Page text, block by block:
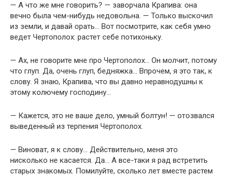
— А что же мне говорить? — заворчала Крапива: она
вечно была чем-нибудь недовольна. — Только выскочил
из земли, и давай орать… Вот посмотрите, как себя умно
ведет Чертополох: растет себе потихоньку.
— Ах, не говорите мне про Чертополох… Он молчит, потому
что глуп. Да, очень глуп, бедняжка… Впрочем, я это так, к
слову. Я знаю, Крапива, что вы давно неравнодушны к
этому колючему господину…
— Кажется, это не ваше дело, умный болтун! — отозвался
выведенный из терпения Чертополох.
— Виноват, я к слову… Действительно, меня это
нисколько не касается. Да… А все-таки я рад встретить
старых знакомых. Помилуйте, сколько лет вместе растем